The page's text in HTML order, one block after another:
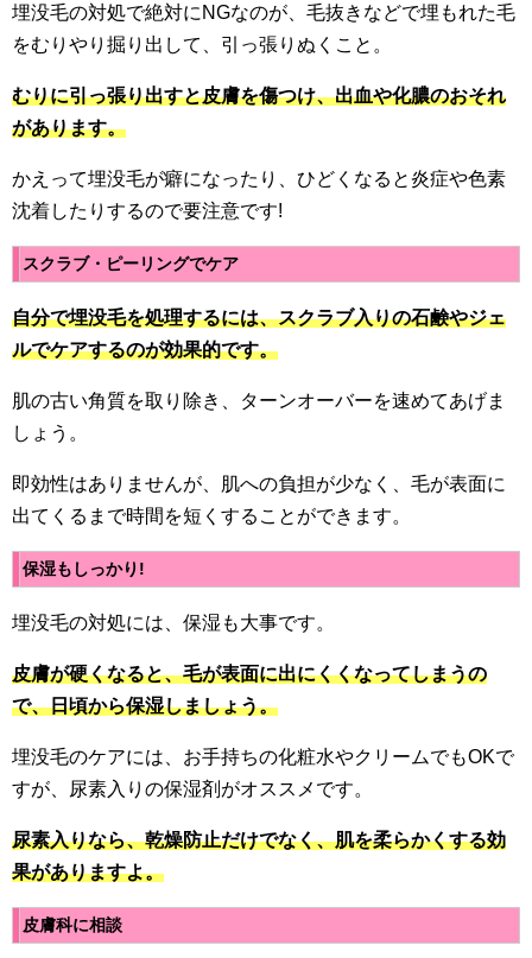
埋没毛の対処で絶対にNGなのが、毛抜きなどで埋もれた毛
をむりやり掘り出して、引っ張りぬくこと。
むりに引っ張り出すと皮膚を傷つけ、出血や化膿のおそれ
があります。
かえって埋没毛が癖になったり、ひどくなると炎症や色素
沈着したりするので要注意です!
スクラブ・ピーリングでケア
自分で埋没毛を処理するには、スクラブ入りの石鹸やジェ
ルでケアするのが効果的です。
肌の古い角質を取り除き、ターンオーバーを速めてあげま
しょう。
即効性はありませんが、肌への負担が少なく、毛が表面に
出てくるまで時間を短くすることができます。
保湿もしっかり!
埋没毛の対処には、保湿も大事です。
皮膚が硬くなると、毛が表面に出にくくなってしまうの
で、日頃から保湿しましょう。
埋没毛のケアには、お手持ちの化粧水やクリームでもOKで
すが、尿素入りの保湿剤がオススメです。
尿素入りなら、乾燥防止だけでなく、肌を柔らかくする効
果がありますよ。
皮膚科に相談